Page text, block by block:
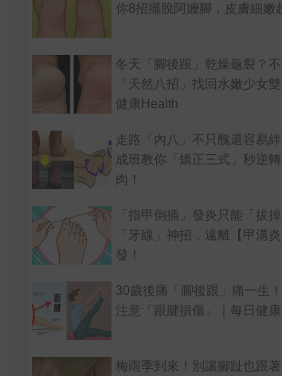
你8招擺脫阿嬤腳，皮膚細嫩
冬天「腳後跟」乾燥龜裂？
「天然八招」找回水嫩少女
健康Health
走路「內八」不只醜還容易
成班教你「矯正三式」秒逆
肉！
「指甲倒插」發炎只能「拔
「牙線」神招，遠離【甲溝
發！
30歲後痛「腳後跟」痛一生
注意「跟腱損傷」｜每日健
梅雨季到來！別讓腳趾也跟